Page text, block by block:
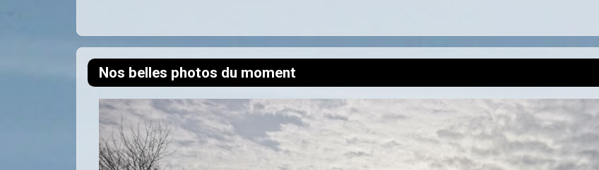
Nos belles photos du moment